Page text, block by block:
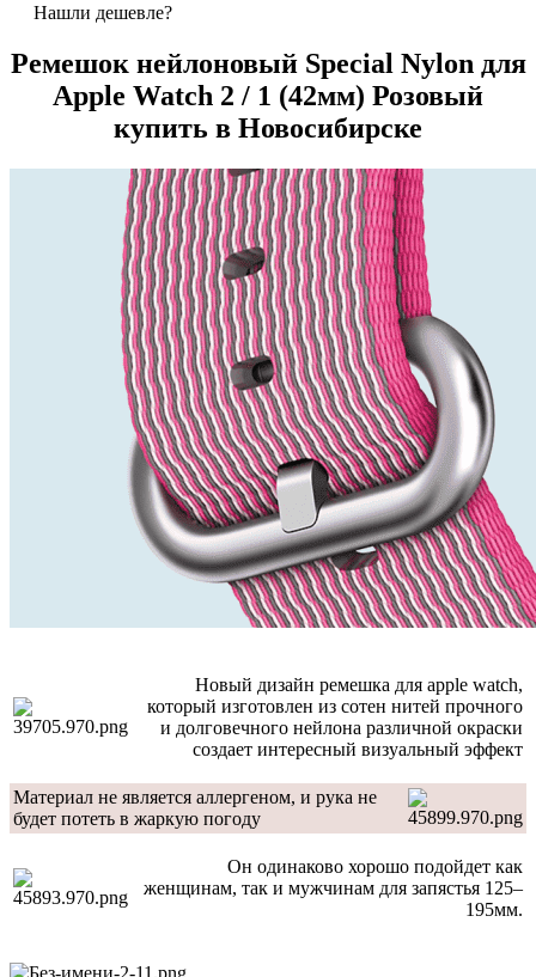
Нашли дешевле?
Ремешок нейлоновый Special Nylon для
Apple Watch 2 / 1 (42мм) Розовый
купить в Новосибирске
Новый дизайн ремешка для apple watch,
который изготовлен из сотен нитей прочного
и долговечного нейлона различной окраски
создает интересный визуальный эффект
Материал не является аллергеном, и рука не
будет потеть в жаркую погоду
Он одинаково хорошо подойдет как
женщинам, так и мужчинам для запястья 125–
195мм.